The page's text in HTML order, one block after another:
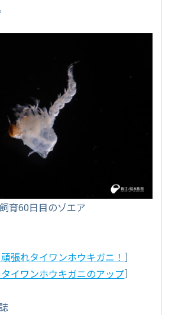
飼育60日目のゾエア
れタイワンホウキガニ！ ］
イワンホウキガニのアップ］